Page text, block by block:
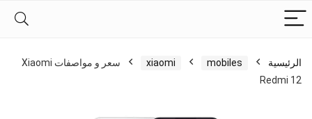
الرئيسية mobiles
xiaomi
سعر و مواصفات Xiaomi
Redmi 12